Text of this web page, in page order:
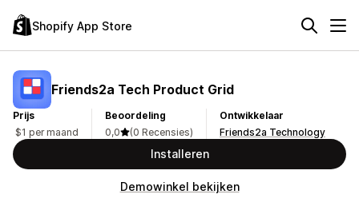
Shopify App Store
Friends2a Tech Product Grid
Prijs
$1 per maand
Beoordeling
0,0
(0 Recensies)
Ontwikkelaar
Friends2a Technology
Installeren
Demowinkel bekijken